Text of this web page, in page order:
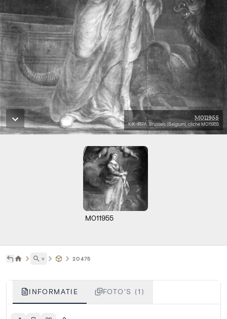
M011955
KIK-IRPA, Brussels (Belgium), cliché M011955
M011955
˅ 20475
INFORMATIE FOTO'S (1)